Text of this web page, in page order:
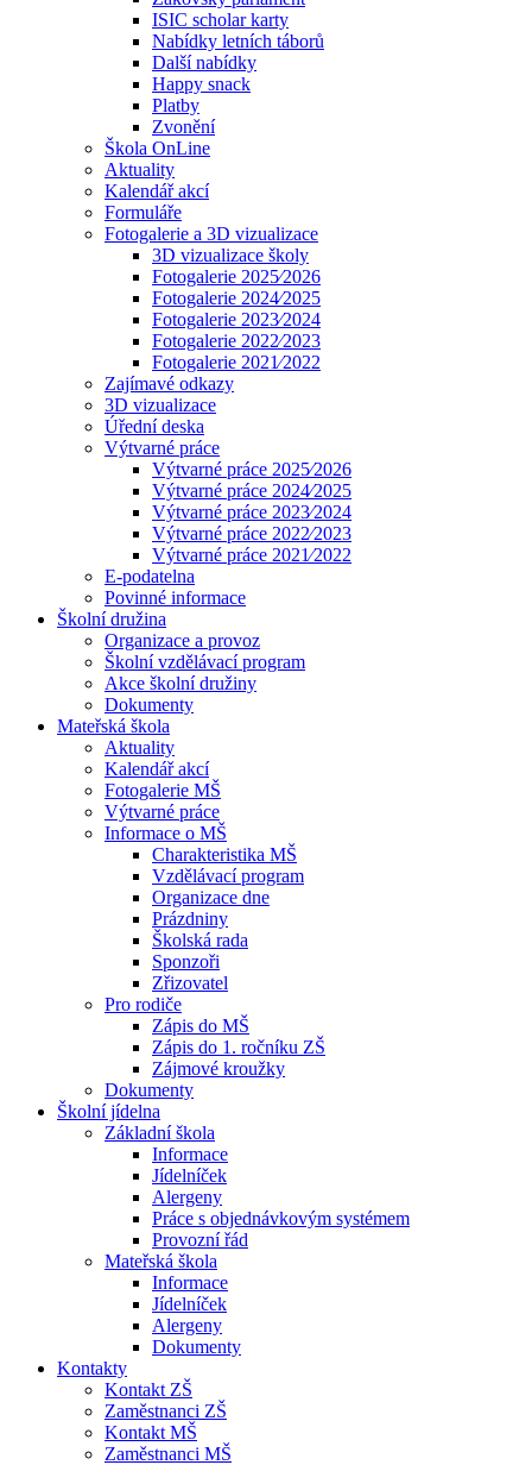
ISIC scholar karty
Nabídky letních táborů
Další nabídky
Happy snack
Platby
Zvonění
Škola OnLine
Aktuality
Kalendář akcí
Formuláře
Fotogalerie a 3D vizualizace
3D vizualizace školy
Fotogalerie 2025⁄2026
Fotogalerie 2024⁄2025
Fotogalerie 2023⁄2024
Fotogalerie 2022⁄2023
Fotogalerie 2021⁄2022
Zajímavé odkazy
3D vizualizace
Úřední deska
Výtvarné práce
Výtvarné práce 2025⁄2026
Výtvarné práce 2024⁄2025
Výtvarné práce 2023⁄2024
Výtvarné práce 2022⁄2023
Výtvarné práce 2021⁄2022
E-podatelna
Povinné informace
Školní družina
Organizace a provoz
Školní vzdělávací program
Akce školní družiny
Dokumenty
Mateřská škola
Aktuality
Kalendář akcí
Fotogalerie MŠ
Výtvarné práce
Informace o MŠ
Charakteristika MŠ
Vzdělávací program
Organizace dne
Prázdniny
Školská rada
Sponzoři
Zřizovatel
Pro rodiče
Zápis do MŠ
Zápis do 1. ročníku ZŠ
Zájmové kroužky
Dokumenty
Školní jídelna
Základní škola
Informace
Jídelníček
Alergeny
Práce s objednávkovým systémem
Provozní řád
Mateřská škola
Informace
Jídelníček
Alergeny
Dokumenty
Kontakty
Kontakt ZŠ
Zaměstnanci ZŠ
Kontakt MŠ
Zaměstnanci MŠ